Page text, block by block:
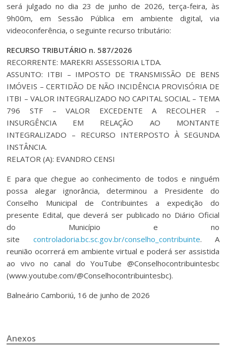
será julgado no dia 23 de junho de 2026, terça-feira, às
9h00m, em Sessão Pública em ambiente digital, via
videoconferência, o seguinte recurso tributário:
RECURSO TRIBUTÁRIO n. 587/2026
RECORRENTE: MAREKRI ASSESSORIA LTDA.
ASSUNTO: ITBI – IMPOSTO DE TRANSMISSÃO DE BENS
IMÓVEIS – CERTIDÃO DE NÃO INCIDÊNCIA PROVISÓRIA DE
ITBI – VALOR INTEGRALIZADO NO CAPITAL SOCIAL – TEMA
796 STF – VALOR EXCEDENTE A RECOLHER –
INSURGÊNCIA EM RELAÇÃO AO MONTANTE
INTEGRALIZADO – RECURSO INTERPOSTO À SEGUNDA
INSTÂNCIA.
RELATOR (A): EVANDRO CENSI
E para que chegue ao conhecimento de todos e ninguém
possa alegar ignorância, determinou a Presidente do
Conselho Municipal de Contribuintes a expedição do
presente Edital, que deverá ser publicado no Diário Oficial
do Município e no
site controladoria.bc.sc.gov.br/conselho_contribuinte. A
reunião ocorrerá em ambiente virtual e poderá ser assistida
ao vivo no canal do YouTube @Conselhocontribuintesbc
(www.youtube.com/@Conselhocontribuintesbc).
Balneário Camboriú, 16 de junho de 2026
Anexos